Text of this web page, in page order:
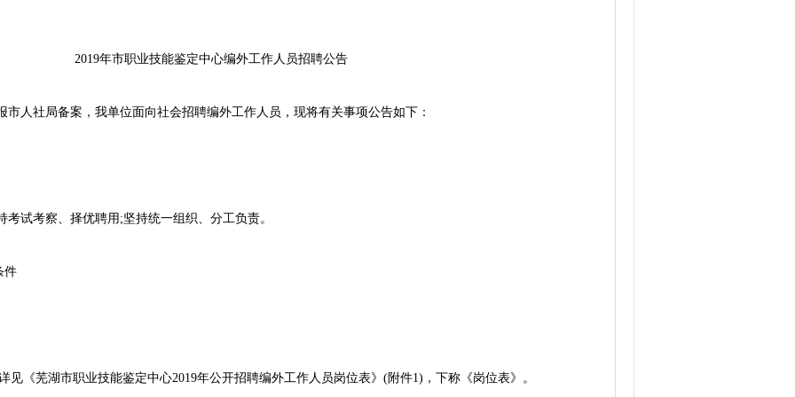
2019年市职业技能鉴定中心编外工作人员招聘公告
社局备案，我单位面向社会招聘编外工作人员，现将有关事项公告如下：
考察、择优聘用;坚持统一组织、分工负责。
件
芜湖市职业技能鉴定中心2019年公开招聘编外工作人员岗位表》(附件1)，下称《岗位表》。